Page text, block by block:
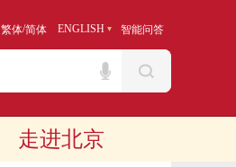
繁体/简体 ENGLISH 智能问答
走进北京